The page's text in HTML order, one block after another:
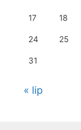
17 18
24 25
31
« lip